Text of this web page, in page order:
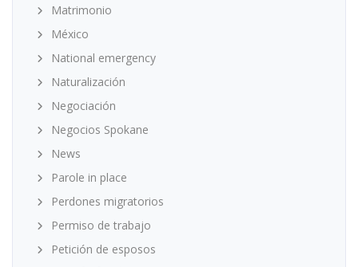
Matrimonio
México
National emergency
Naturalización
Negociación
Negocios Spokane
News
Parole in place
Perdones migratorios
Permiso de trabajo
Petición de esposos